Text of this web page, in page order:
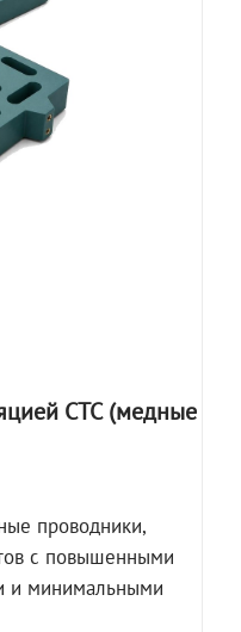
СТС (медные
проводники,
с повышенными
и минимальными